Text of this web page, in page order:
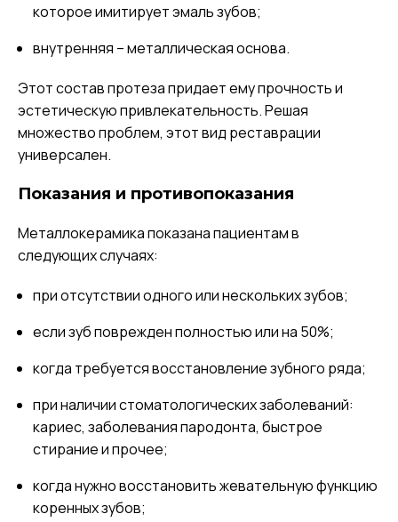
которое имитирует эмаль зубов;
внутренняя – металлическая основа.
Этот состав протеза придает ему прочность и
эстетическую привлекательность. Решая
множество проблем, этот вид реставрации
универсален.
Показания и противопоказания
Металлокерамика показана пациентам в
следующих случаях:
при отсутствии одного или нескольких зубов;
если зуб поврежден полностью или на 50%;
когда требуется восстановление зубного ряда;
при наличии стоматологических заболеваний:
кариес, заболевания пародонта, быстрое
стирание и прочее;
когда нужно восстановить жевательную функцию
коренных зубов;